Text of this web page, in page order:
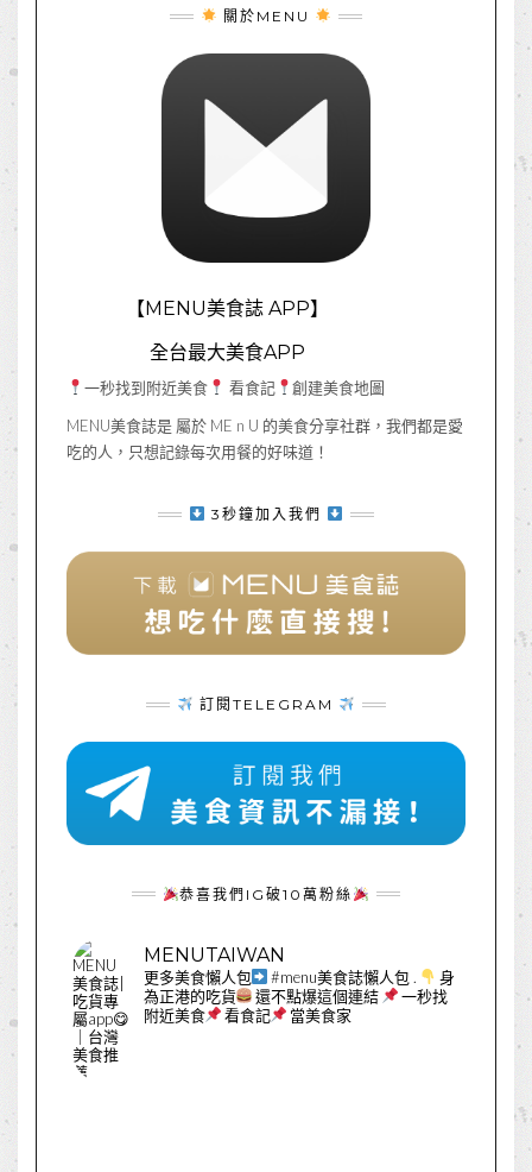
關於MENU
【MENU美食誌 APP】
全台最大美食APP
一秒找到附近美食 看食記
創建美食地圖
MENU美食誌是 屬於 ME n U 的美食分享社群，我們都是愛
吃的人，只想記錄每次用餐的好味道！
3秒鐘加入我們
訂閱TELEGRAM
恭喜我們IG破10萬粉絲
MENUTAIWAN
更多美食懶人包 #menu美食誌懶人包 .
身
為正港的吃貨
還不點爆這個連結
一秒找
附近美食
看食記 當美食家